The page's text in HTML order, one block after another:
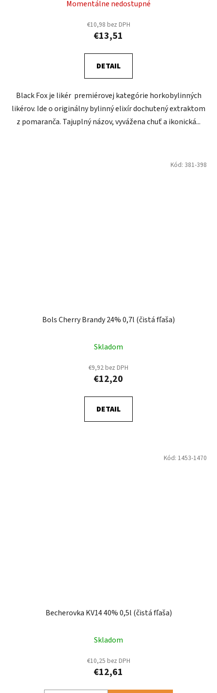
Momentálne nedostupné
€10,98 bez DPH
€13,51
DETAIL
Black Fox je likér premiérovej kategórie horkobylinných
likérov. Ide o originálny bylinný elixír dochutený extraktom
z pomaranča. Tajuplný názov, vyvážena chuť a ikonická...
Bols Cherry Brandy 24% 0,7l (čistá fľaša)
Skladom
€9,92 bez DPH
€12,20
DETAIL
Kód: 381-398
Becherovka KV14 40% 0,5l (čistá fľaša)
Skladom
€10,25 bez DPH
€12,61
Kód: 1453-1470